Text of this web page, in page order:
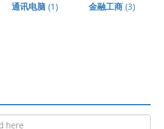
通讯电脑 (1) 金融工商 (3)